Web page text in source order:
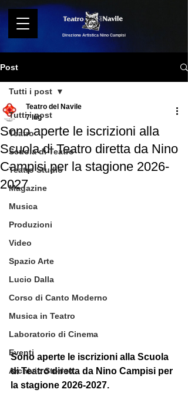
Direzione Artistica Nino Campisi
Post
Tutti i post
Teatro
Scuola di Teatro
Teatro Studio
Magazine
Musica
Produzioni
Video
Spazio Arte
Lucio Dalla
Corso di Canto Moderno
Musica in Teatro
Laboratorio di Cinema
Eventi
Archivio Storico
Tutti i post
Sono aperte le iscrizioni alla
Scuola di Teatro diretta da Nino
Campisi per la stagione 2026-
2027
Teatro del Navile
7 lug
Sono aperte le iscrizioni alla Scuola
di Teatro diretta da Nino Campisi per
la stagione 2026-2027.